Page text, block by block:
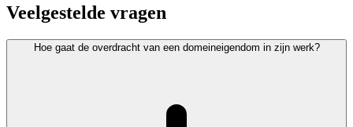
Veelgestelde vragen
Hoe gaat de overdracht van een domeineigendom in zijn werk?